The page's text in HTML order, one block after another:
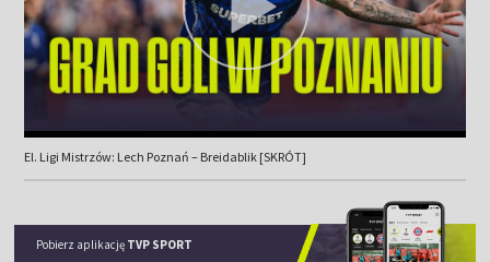
El. Ligi Mistrzów: Lech Poznań – Breidablik [SKRÓT]
Pobierz aplikację TVP SPORT